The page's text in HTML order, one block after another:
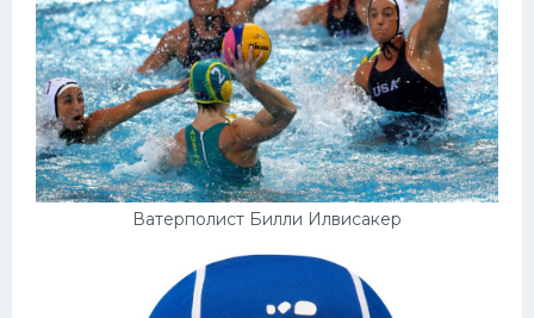
Ватерполист Билли Илвисакер